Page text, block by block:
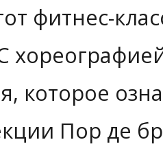
фитнес-
которое
Пор де